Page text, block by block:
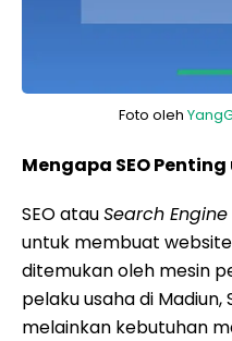
Foto oleh
Mengapa SEO
SEO atauSearch
untuk membuat
ditemukan oleh mesin
pelaku usaha di
melainkan kebutuhan